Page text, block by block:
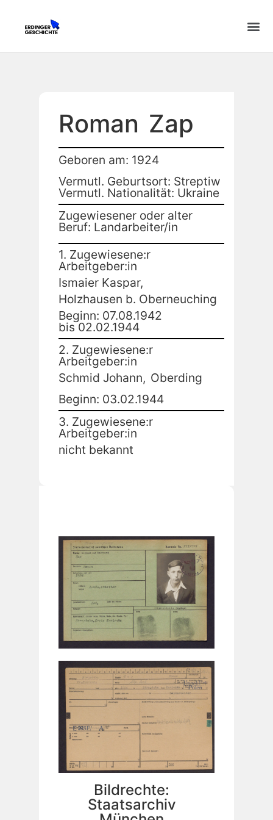
Roman Zap
Geboren am: 1924
Vermutl. Geburtsort: Streptiw
Vermutl. Nationalität: Ukraine
Zugewiesener oder alter
Beruf: Landarbeiter/in
1. Zugewiesene:r
Arbeitgeber:in
Ismaier Kaspar,
Holzhausen b. Oberneuching
Beginn: 07.08.1942
bis 02.02.1944
2. Zugewiesene:r
Arbeitgeber:in
Schmid Johann, Oberding
Beginn: 03.02.1944
3. Zugewiesene:r
Arbeitgeber:in
nicht bekannt
Bildrechte:
Staatsarchiv